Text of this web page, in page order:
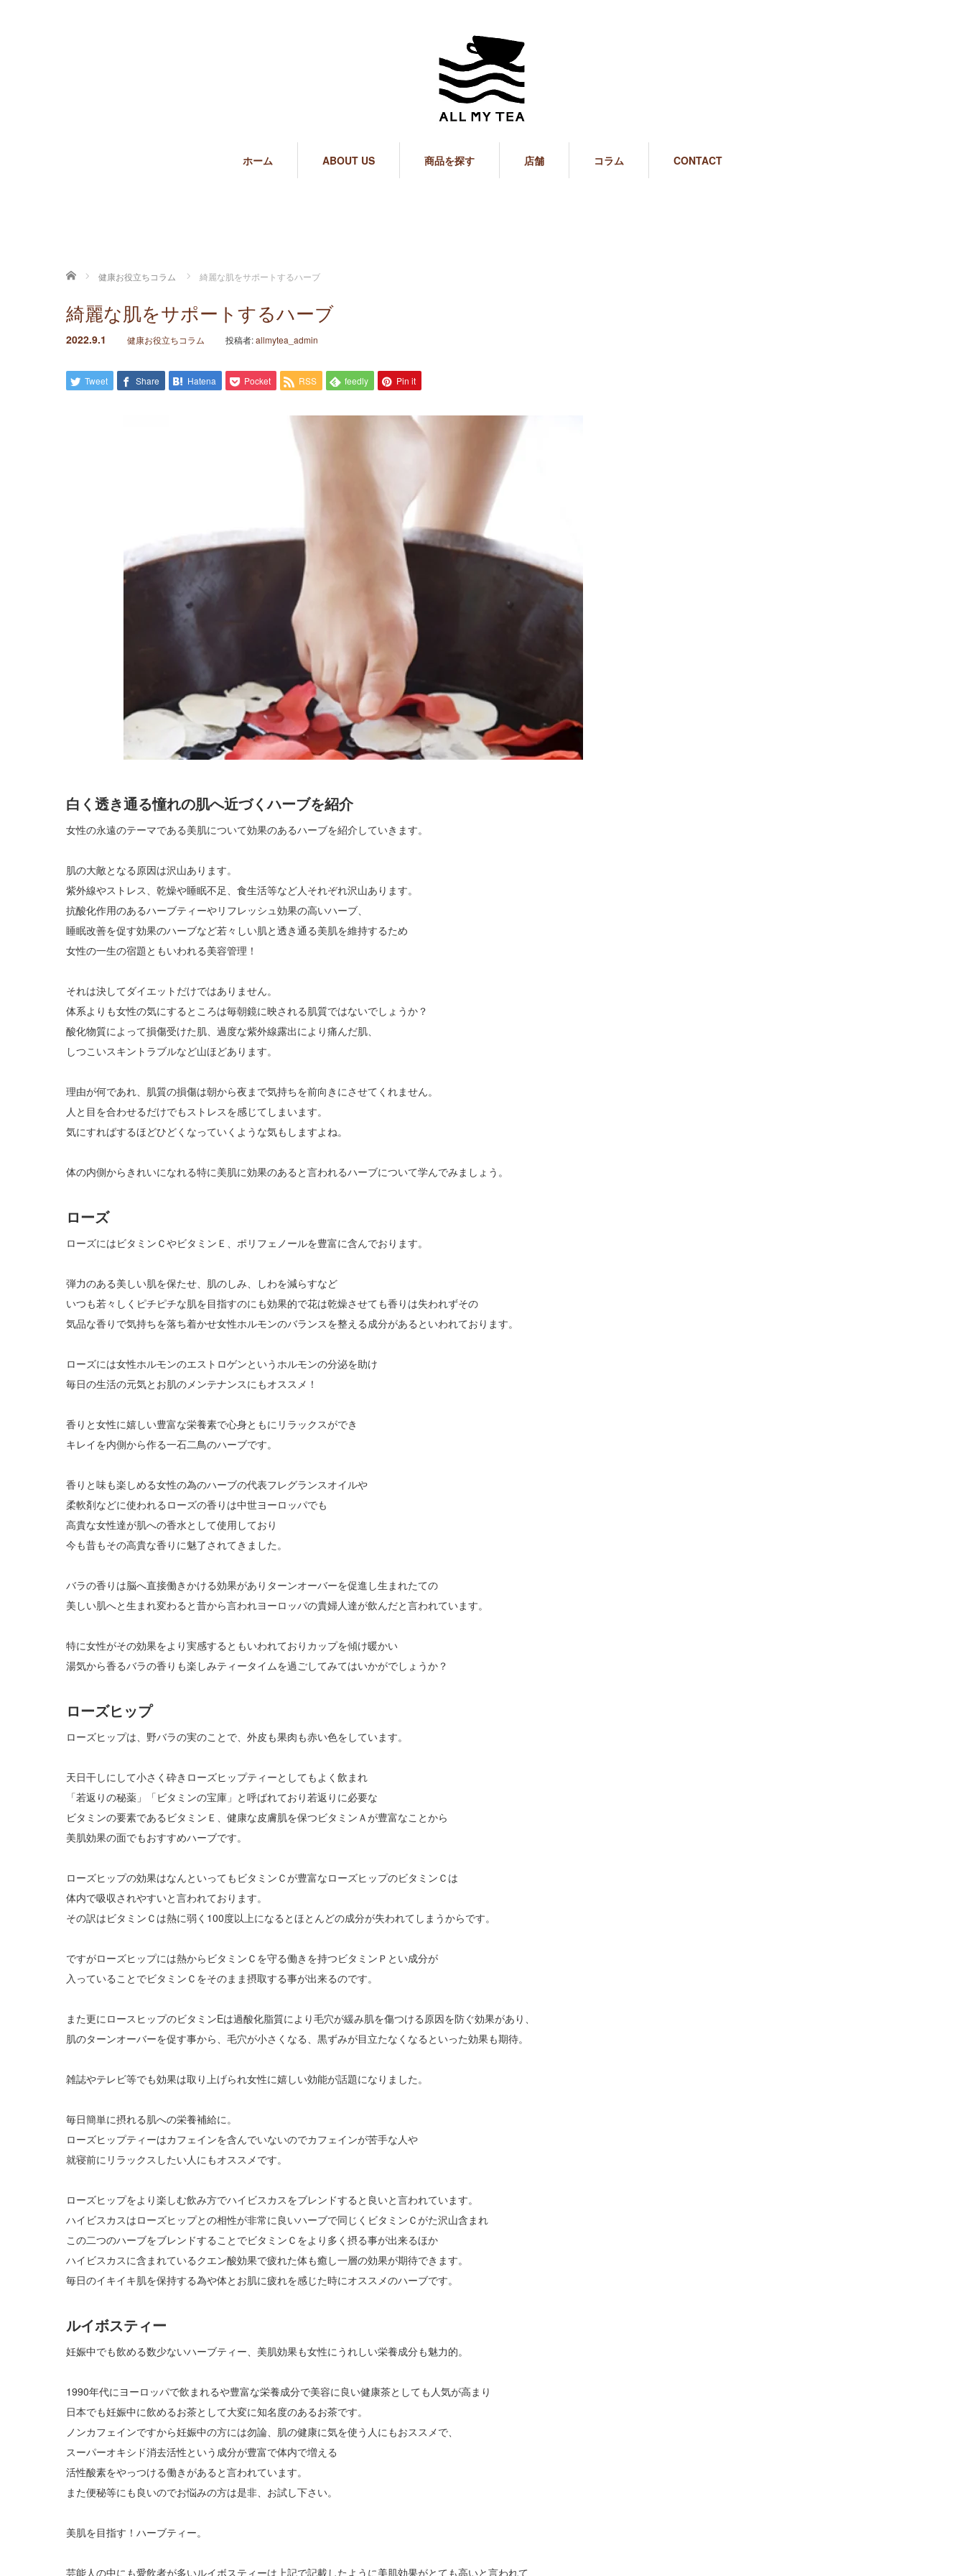
ホーム ABOUT US 商品を探す 店舗 コラム CONTACT
ホーム 健康お役立ちコラム 綺麗な肌をサポートするハーブ
綺麗な肌をサポートするハーブ
2022.9.1 健康お役立ちコラム 投稿者:allmytea_admin
Tweet Share Hatena Pocket RSS feedly Pin it
白く透き通る憧れの肌へ近づくハーブを紹介
女性の永遠のテーマである美肌について効果のあるハーブを紹介していきます。
肌の大敵となる原因は沢山あります。
紫外線やストレス、乾燥や睡眠不足、食生活等など人それぞれ沢山あります。
抗酸化作用のあるハーブティーやリフレッシュ効果の高いハーブ、
睡眠改善を促す効果のハーブなど若々しい肌と透き通る美肌を維持するため
女性の一生の宿題ともいわれる美容管理！
それは決してダイエットだけではありません。
体系よりも女性の気にするところは毎朝鏡に映される肌質ではないでしょうか？
酸化物質によって損傷受けた肌、過度な紫外線露出により痛んだ肌、
しつこいスキントラブルなど山ほどあります。
理由が何であれ、肌質の損傷は朝から夜まで気持ちを前向きにさせてくれません。
人と目を合わせるだけでもストレスを感じてしまいます。
気にすればするほどひどくなっていくような気もしますよね。
体の内側からきれいになれる特に美肌に効果のあると言われるハーブについて学んでみましょう。
ローズ
ローズにはビタミンＣやビタミンＥ、ポリフェノールを豊富に含んでおります。
弾力のある美しい肌を保たせ、肌のしみ、しわを減らすなど
いつも若々しくピチピチな肌を目指すのにも効果的で花は乾燥させても香りは失われずその
気品な香りで気持ちを落ち着かせ女性ホルモンのバランスを整える成分があるといわれております。
ローズには女性ホルモンのエストロゲンというホルモンの分泌を助け
毎日の生活の元気とお肌のメンテナンスにもオススメ！
香りと女性に嬉しい豊富な栄養素で心身ともにリラックスができ
キレイを内側から作る一石二鳥のハーブです。
香りと味も楽しめる女性の為のハーブの代表フレグランスオイルや
柔軟剤などに使われるローズの香りは中世ヨーロッパでも
高貴な女性達が肌への香水として使用しており
今も昔もその高貴な香りに魅了されてきました。
バラの香りは脳へ直接働きかける効果がありターンオーバーを促進し生まれたての
美しい肌へと生まれ変わると昔から言われヨーロッパの貴婦人達が飲んだと言われています。
特に女性がその効果をより実感するともいわれておりカップを傾け暖かい
湯気から香るバラの香りも楽しみティータイムを過ごしてみてはいかがでしょうか？
ローズヒップ
ローズヒップは、野バラの実のことで、外皮も果肉も赤い色をしています。
天日干しにして小さく砕きローズヒップティーとしてもよく飲まれ
「若返りの秘薬」「ビタミンの宝庫」と呼ばれており若返りに必要な
ビタミンの要素であるビタミンＥ、健康な皮膚肌を保つビタミンＡが豊富なことから
美肌効果の面でもおすすめハーブです。
ローズヒップの効果はなんといってもビタミンＣが豊富なローズヒップのビタミンＣは
体内で吸収されやすいと言われております。
その訳はビタミンＣは熱に弱く100度以上になるとほとんどの成分が失われてしまうからです。
ですがローズヒップには熱からビタミンＣを守る働きを持つビタミンＰとい成分が
入っていることでビタミンＣをそのまま摂取する事が出来るのです。
また更にロースヒップのビタミンEは過酸化脂質により毛穴が緩み肌を傷つける原因を防ぐ効果があり、
肌のターンオーバーを促す事から、毛穴が小さくなる、黒ずみが目立たなくなるといった効果も期待。
雑誌やテレビ等でも効果は取り上げられ女性に嬉しい効能が話題になりました。
毎日簡単に摂れる肌への栄養補給に。
ローズヒップティーはカフェインを含んでいないのでカフェインが苦手な人や
就寝前にリラックスしたい人にもオススメです。
ローズヒップをより楽しむ飲み方でハイビスカスをブレンドすると良いと言われています。
ハイビスカスはローズヒップとの相性が非常に良いハーブで同じくビタミンＣがた沢山含まれ
この二つのハーブをブレンドすることでビタミンＣをより多く摂る事が出来るほか
ハイビスカスに含まれているクエン酸効果で疲れた体も癒し一層の効果が期待できます。
毎日のイキイキ肌を保持する為や体とお肌に疲れを感じた時にオススメのハーブです。
ルイボスティー
妊娠中でも飲める数少ないハーブティー、美肌効果も女性にうれしい栄養成分も魅力的。
1990年代にヨーロッパで飲まれるや豊富な栄養成分で美容に良い健康茶としても人気が高まり
日本でも妊娠中に飲めるお茶として大変に知名度のあるお茶です。
ノンカフェインですから妊娠中の方には勿論、肌の健康に気を使う人にもおススメで、
スーパーオキシド消去活性という成分が豊富で体内で増える
活性酸素をやっつける働きがあると言われています。
また便秘等にも良いのでお悩みの方は是非、お試し下さい。
美肌を目指す！ハーブティー。
芸能人の中にも愛飲者が多いルイボスティーは上記で記載したように美肌効果がとても高いと言われて